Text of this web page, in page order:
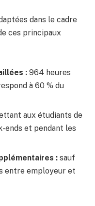
dans le cadre
ces principaux
: 964 heures
à 60 % du
aux étudiants de
ends et pendant les
: sauf
entre employeur et